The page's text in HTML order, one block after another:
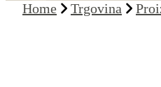
Home
Trgovina